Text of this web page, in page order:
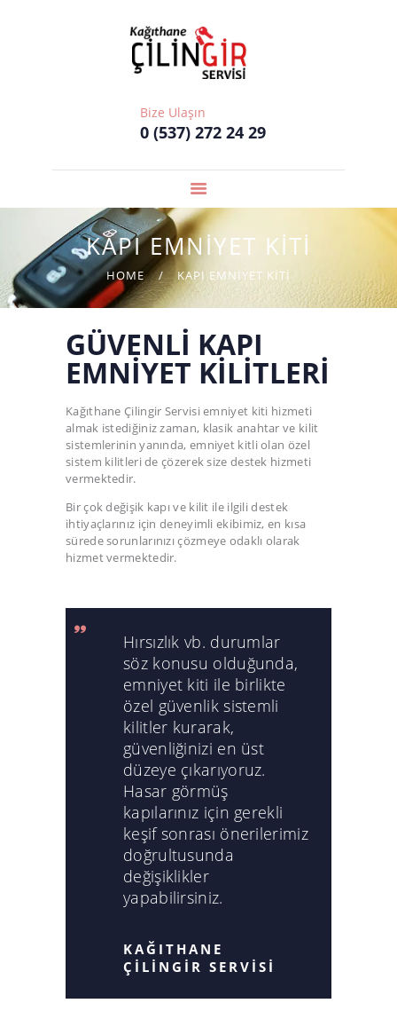
Bize Ulaşın
0 (537) 272 24 29
KAPI EMNIYET KITI
HOME KAPI EMNIYET KITI
KAĞITHANE ÇILINGIR SERVISI
İstanbul'un En Hızlı Çilingir Servisi
HAKKIMIZDA
HIZMETLERIMIZ
ÇILINGIR
FIYATLARI
HIZMET
BÖLGELERIMIZ
İLETIŞIM
GÜVENLI KAPI
EMNIYET KILITLERI
Kağıthane Çilingir Servisi emniyet kiti hizmeti
almak istediğiniz zaman, klasik anahtar ve kilit
sistemlerinin yanında, emniyet kitli olan özel
sistem kilitleri de çözerek size destek hizmeti
vermektedir.
Bir çok değişik kapı ve kilit ile ilgili destek
ihtiyaçlarınız için deneyimli ekibimiz, en kısa
sürede sorunlarınızı çözmeye odaklı olarak
hizmet vermektedir.
Hırsızlık vb. durumlar
söz konusu olduğunda,
emniyet kiti ile birlikte
özel güvenlik sistemli
kilitler kurarak,
güvenliğinizi en üst
düzeye çıkarıyoruz.
Hasar görmüş
kapılarınız için gerekli
keşif sonrası önerilerimiz
doğrultusunda
değişiklikler
yapabilirsiniz.
KAĞITHANE
ÇİLİNGİR SERVİSİ